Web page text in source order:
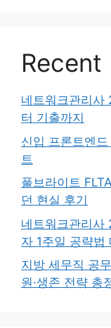
Recent
네트워크관리사
터 기출까지
신입 프론트엔
트
풀브라이트
던 현실 후기
네트워크관리사
자 1주일 공략법
지방 세무직 공
원·생존 전략 총